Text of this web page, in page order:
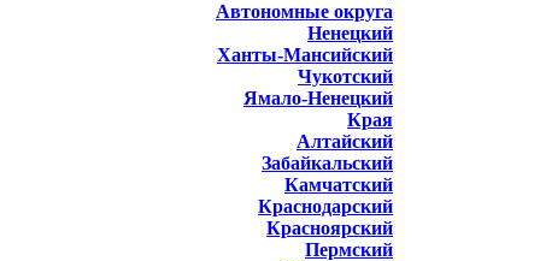
Автономные округа
Ненецкий
Ханты-Мансийский
Чукотский
Ямало-Ненецкий
Края
Алтайский
Забайкальский
Камчатский
Краснодарский
Красноярский
Пермский